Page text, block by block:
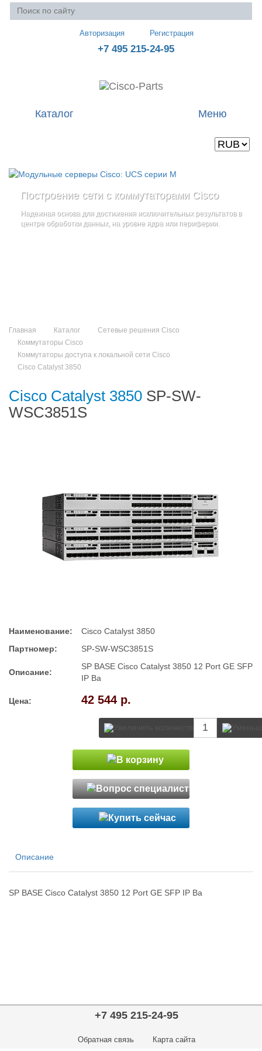
Авторизация Регистрация
+7 495 215-24-95
Меню
Каталог
Построение сети с коммутаторами Cisco
Надежная основа для достижения исключительных результатов в
центре обработки данных, на уровне ядра или периферии.
Стоечные серверы Cisco UCS серии C
Созданы для сокращения общей стоимости владенияи
повышение адаптивности Вашего бизнеса
дополнительные компоненты
Главная Каталог
Сетевые решения Cisco
Коммутаторы Cisco
Коммутаторы доступа к локальной сети Cisco
Cisco Catalyst 3850
Cisco Catalyst 3850 SP-SW-
WSC3851S
Наименование:
Cisco Catalyst 3850
Партномер:
SP-SW-WSC3851S
Описание:
SP BASE Cisco Catalyst 3850 12 Port GE SFP
IP Ba
Цена: 42 544 р.
Описание
SP BASE Cisco Catalyst 3850 12 Port GE SFP IP Ba
+7 495 215-24-95
Обратная связь Карта сайта